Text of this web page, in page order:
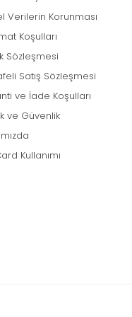
Verilerin Korunması
Koşulları
Sözleşmesi
Satış Sözleşmesi
ve İade Koşulları
ve Güvenlik
Kullanımı